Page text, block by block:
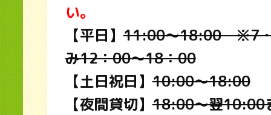
い。
【平日】11:00～18:00 ※7
み12：00～18：00
【土日祝日】10:00～18:00
【夜間貸切】18:00～翌10:00